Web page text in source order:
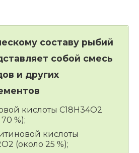
составу рыбий
собой смесь
и других
кислоты С18Н34О2
%);
кислоты
(около 25 %);